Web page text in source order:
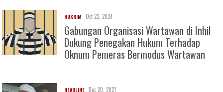
HUKRIM Oct 22, 2024
Gabungan Organisasi Wartawan di Inhil
Dukung Penegakan Hukum Terhadap
Oknum Pemeras Bermodus Wartawan
HEADLINE Dec 20, 2021